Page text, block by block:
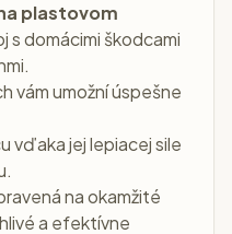
plastovom
s domácimi škodcami
vám umožní úspešne
vďaka jej lepiacej sile
na okamžité
a efektívne